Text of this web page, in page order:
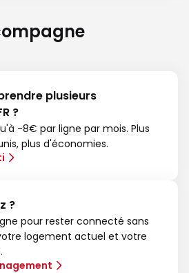
plusieurs
?
-8€ par ligne par mois. Plus
plus d'économies.
?
pour rester connecté sans
logement actuel et votre